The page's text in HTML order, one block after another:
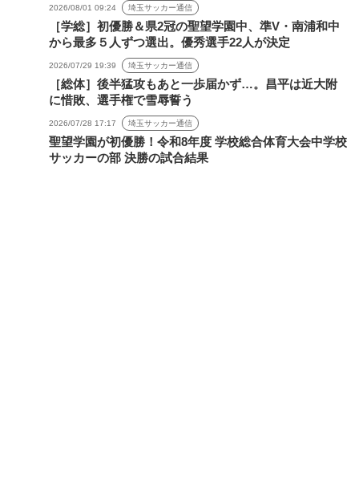
2026/08/01 09:24 埼玉サッカー通信
［学総］初優勝＆県2冠の聖望学園中、準V・南浦和中
から最多５人ずつ選出。優秀選手22人が決定
2026/07/29 19:39 埼玉サッカー通信
［総体］後半猛攻もあと一歩届かず…。昌平は近大附
に惜敗、選手権で雪辱誓う
2026/07/28 17:17 埼玉サッカー通信
聖望学園が初優勝！令和8年度 学校総合体育大会中学校
サッカーの部 決勝の試合結果